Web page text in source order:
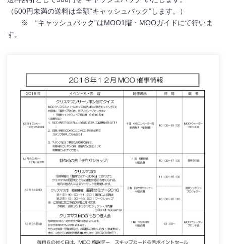
（500円未満の送料は全額“キャッシュバック”します。）
※ “キャッシュバック”はMOO1階・MOOガイドにて行いま
す。